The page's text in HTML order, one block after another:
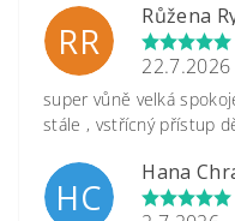
RR
Růžena
22.7.2026
super vůně velká
stále , vstřícný přístup
HC
Hana